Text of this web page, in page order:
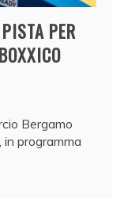
PER
Bergamo
programma